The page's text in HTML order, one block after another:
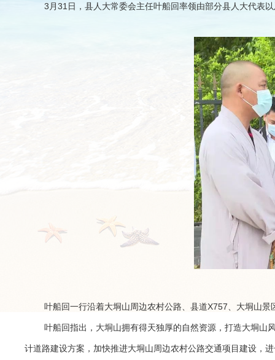
3月31日，县人大常委会主任叶船回率领由部分县人大代表
叶船回一行沿着大垌山周边农村公路、县道X757、大垌山
叶船回指出，大垌山拥有得天独厚的自然资源，打造大垌山
计道路建设方案，加快推进大垌山周边农村公路交通项目建设，